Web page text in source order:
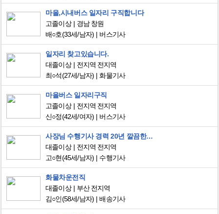
마을,시내버스 일자리 구직합니다
고졸이상
경남 창원
배○호(33세/남자) 버스기사
일자리 찾고있습니다.
대졸이상
전지역 전지역
최○석(27세/남자) 화물기사
마을버스 일자리구직
고졸이상
전지역 전지역
신○정(42세/여자) 버스기사
사장님 수행기사 경력 20년 깔끔한외모
대졸이상
전지역 전지역
고○현(45세/남자) 수행기사
화물차운전직
대졸이상
부산 전지역
김○인(58세/남자) 배송기사